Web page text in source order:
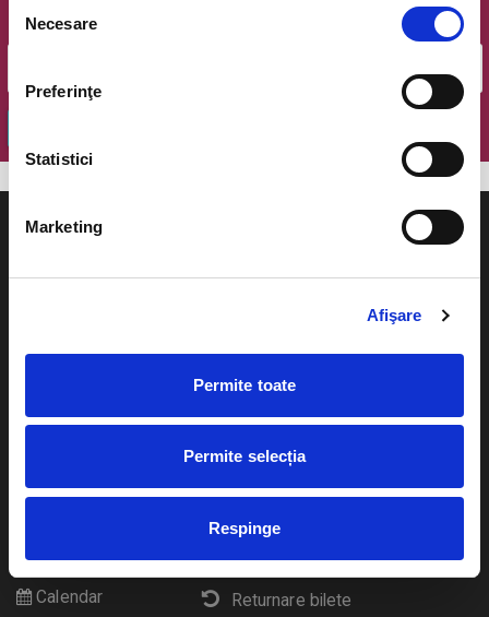
consimțământului
Necesare
Preferinţe
Statistici
Marketing
Afişare
Permite toate
Permite selecția
Respinge
Email
Cum comand bilete?
eBilet printat acasa
Returnare bilete
festivaluri
Pentru copii
Diverse
Calendar